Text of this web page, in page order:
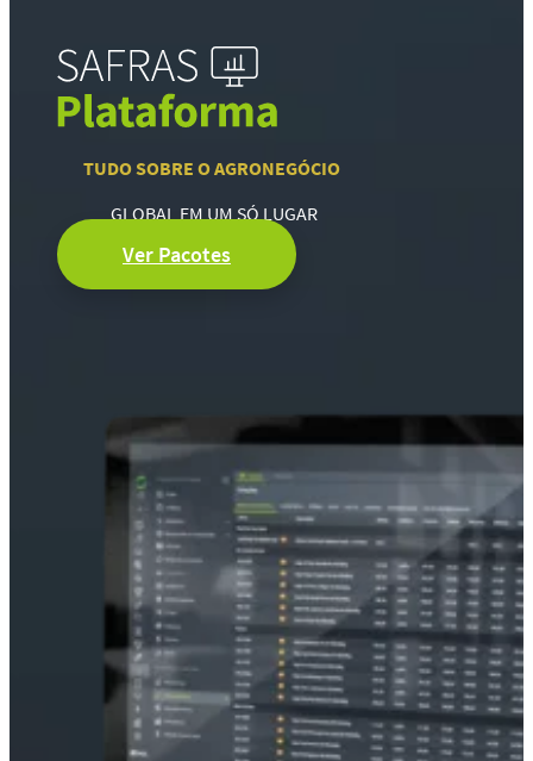
TUDO SOBRE O AGRONEGÓCIO
GLOBAL EM UM SÓ LUGAR
Ver Pacotes